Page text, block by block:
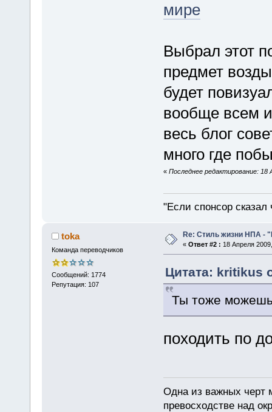
мире
Выбрал этот
предмет
будет
вообще всем
весь блог
много где
« Последнее редактирование: 18
"Если спонсор сказал
toka
Команда переводчиков
Сообщений: 1774
Репутация: 107
Re: Стиль жизни НПА -
« Ответ #2 : 18 Апреля
Цитата: kritikus
Ты тоже можешь
походить по
Одна из важных черт
превосходстве над